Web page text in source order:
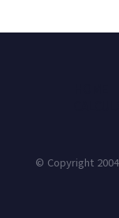
© Copyright